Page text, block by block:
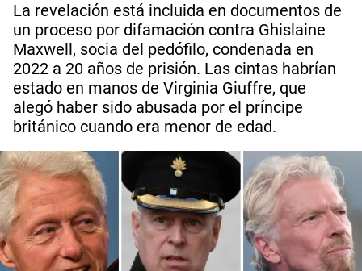
La revelación está incluida en documentos de
un proceso por difamación contra Ghislaine
Maxwell, socia del pedófilo, condenada en
2022 a 20 años de prisión. Las cintas habrían
estado en manos de Virginia Giuffre, que
alegó haber sido abusada por el príncipe
británico cuando era menor de edad.